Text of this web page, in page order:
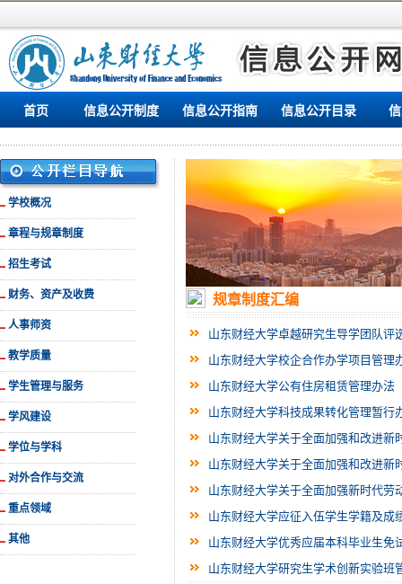
首页 信息公开制度 信息公开指南 信息公开目录
学校概况
章程与规章制度
招生考试
财务、资产及收费
人事师资
教学质量
学生管理与服务
学风建设
学位与学科
对外合作与交流
重点领域
其他
规章制度汇编
山东财经大学卓越研究生导学团队评
山东财经大学校企合作办学项目管理
山东财经大学公有住房租赁管理办法
山东财经大学科技成果转化管理暂行
山东财经大学关于全面加强和改进新
山东财经大学关于全面加强和改进新
山东财经大学关于全面加强新时代劳
山东财经大学应征入伍学生学籍及成
山东财经大学优秀应届本科毕业生免
山东财经大学研究生学术创新实验班